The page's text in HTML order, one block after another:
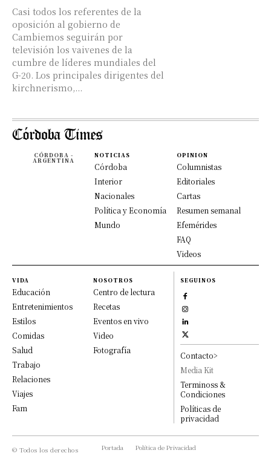
Casi todos los referentes de la
oposición al gobierno de
Cambiemos seguirán por
televisión los vaivenes de la
cumbre de líderes mundiales del
G-20. Los principales dirigentes del
kirchnerismo,...
CÓRDOBA -
ARGENTINA
NOTICIAS
Córdoba
Interior
Nacionales
Política y Economía
Mundo
OPINION
Columnistas
Editoriales
Cartas
Resumen semanal
Efemérides
FAQ
Videos
VIDA
Educación
Entretenimientos
Estilos
Comidas
Salud
Trabajo
Relaciones
Viajes
Fam
NOSOTROS
Centro de lectura
Recetas
Eventos en vivo
Video
Fotografía
SEGUINOS
Contacto>
Media Kit
Terminoss &
Condiciones
Políticas de
privacidad
© Todos los derechos Portada Política de Privacidad